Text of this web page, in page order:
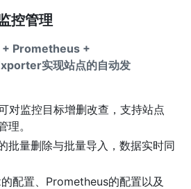
控管理
+ Prometheus +
实现站点的自动发
对监控目标增删改查，支持站点
理。
批量删除与批量导入，数据实时同
配置、Prometheus的配置以及